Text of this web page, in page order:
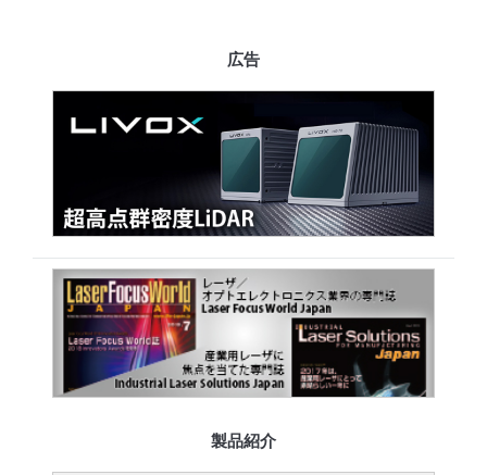
広告
製品紹介